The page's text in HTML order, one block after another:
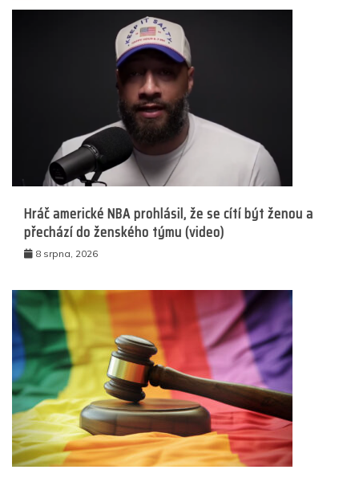
Hráč americké NBA prohlásil, že se cítí být ženou a
přechází do ženského týmu (video)
8 srpna, 2026